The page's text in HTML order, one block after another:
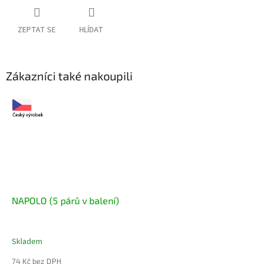
ZEPTAT SE HLÍDAT
Zákazníci také nakoupili
NAPOLO (5 párů v balení)
Skladem
74 Kč bez DPH